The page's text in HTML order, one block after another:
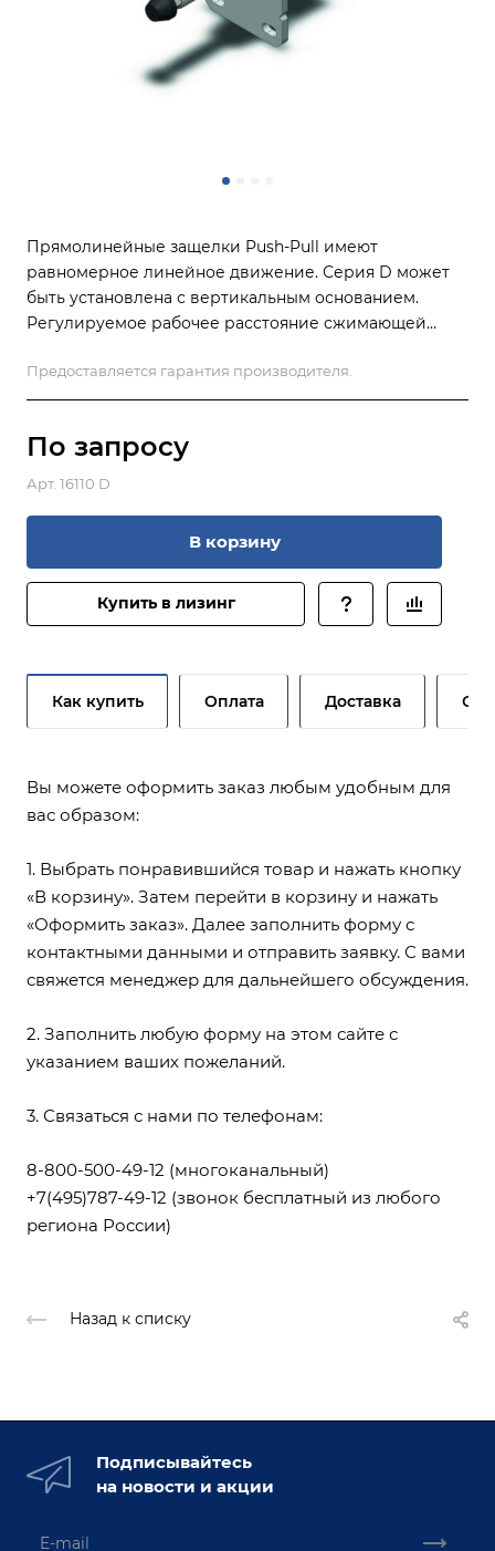
Прямолинейные защелки Push-Pull имеют
равномерное линейное движение. Серия D может
быть установлена ​​с вертикальным основанием.
Регулируемое рабочее расстояние сжимающей
контрольно-сборочных приспособлений, сварочных
приспособлений, деревообработки. Для
лабораториях по запросу может быть изготовлен
черный цвет. Он имеет уплотнительный элемент
Предоставляется гарантия производителя.
По запросу
Арт. 16110 D
В корзину
Купить в лизинг
Как купить Оплата Доставка
Вы можете оформить заказ любым удобным для
вас образом:
1. Выбрать понравившийся товар и нажать кнопку
«В корзину». Затем перейти в корзину и нажать
«Оформить заказ». Далее заполнить форму с
контактными данными и отправить заявку. С вами
свяжется менеджер для дальнейшего обсуждения.
2. Заполнить любую форму на этом сайте с
указанием ваших пожеланий.
3. Связаться с нами по телефонам:
8-800-500-49-12 (многоканальный)
+7(495)787-49-12 (звонок бесплатный из любого
региона России)
Назад к списку
Подписывайтесь
на новости и акции